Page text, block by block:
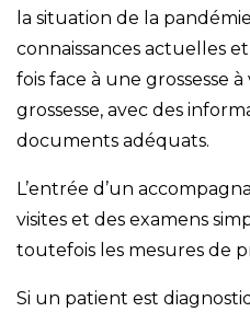
la situation de la
connaissances actuelles
fois face à une grossesse
grossesse, avec des
documents adéquats.
L’entrée d’un
visites et des examens
toutefois les mesures de
Si un patient est